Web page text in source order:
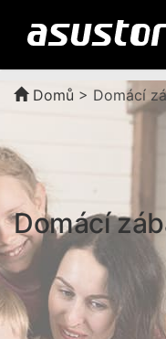
Domů > Domácí
Domácí